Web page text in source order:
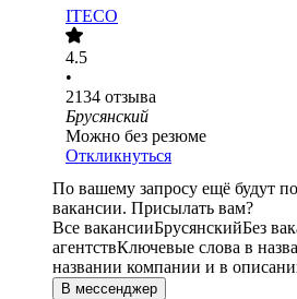
ITECO
4.5
•
2134 отзыва
Брусянский
Можно без резюме
Откликнуться
По вашему запросу ещё будут
вакансии. Присылать вам?
Все вакансииБрусянскийБез
агентствКлючевые слова в
названии компании и в
В мессенджер